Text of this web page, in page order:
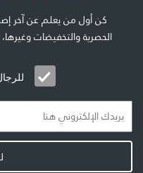
كن أول من يعلم عن آخر
الحصرية والتخفيضات